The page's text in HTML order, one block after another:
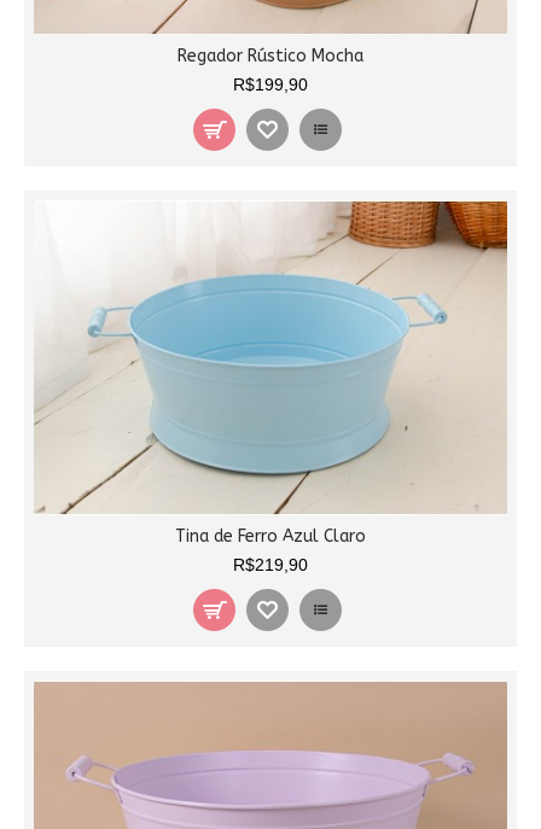
Regador Rústico Mocha
R$199,90
Tina de Ferro Azul Claro
R$219,90